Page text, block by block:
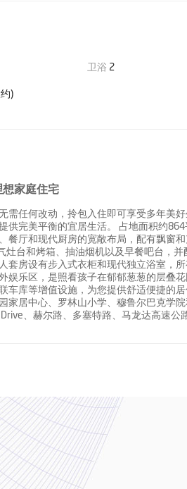
卫浴 2
)
家庭住宅
需任何改动，拎包入住即可享受多年美
供完美平衡的宜居生活。 占地面积约
餐厅和现代厨房的宽敞布局，配有飘窗
灶台和烤箱、抽油烟机以及早餐吧台，
套房设有步入式衣柜和现代独立浴室，
娱乐区，是照看孩子在郁郁葱葱的层叠
车库等增值设施，为您提供舒适便捷的
家居中心、罗林山小学、穆鲁尔巴克学
、赫尔路、多塞特路、马龙达高速公